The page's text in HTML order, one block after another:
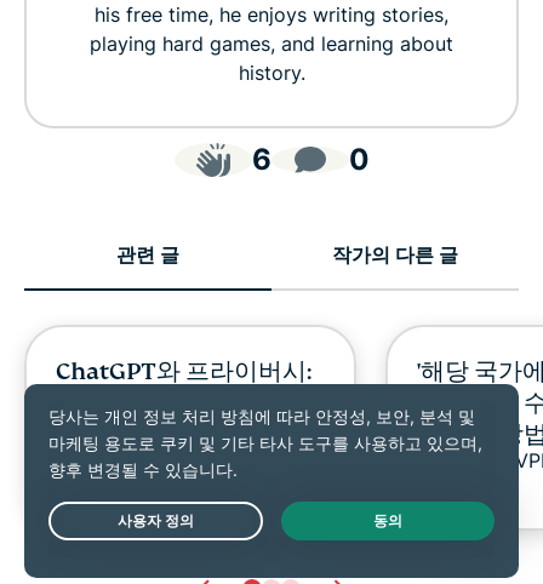
his free time, he enjoys writing stories,
playing hard games, and learning about
history.
6 0
관련 글 작가의 다른 글
ChatGPT와 프라이버시:
되나요?
ExpressVPN 7 분
'해당 국가
를 사용할
류 해결 방
Live Chat